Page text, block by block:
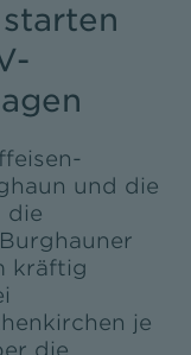
und die
die
kräftig
je